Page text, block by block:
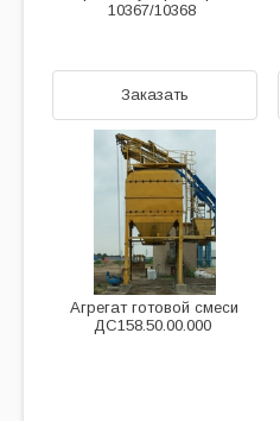
10367/10368
Заказать
Агрегат готовой смеси
ДС158.50.00.000